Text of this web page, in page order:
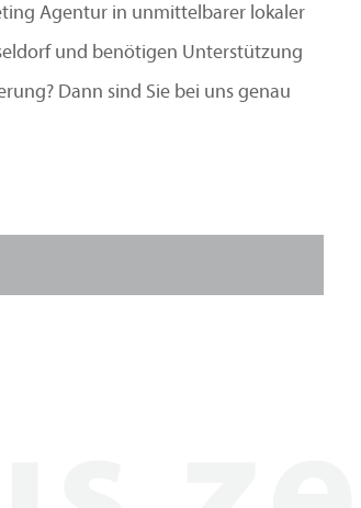
Agentur in unmittelbarer lokaler
und benötigen Unterstützung
Dann sind Sie bei uns genau